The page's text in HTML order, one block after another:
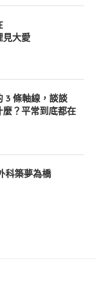
見大愛
3 條軸線，談談
麼？平常到底都在
科築夢為橋